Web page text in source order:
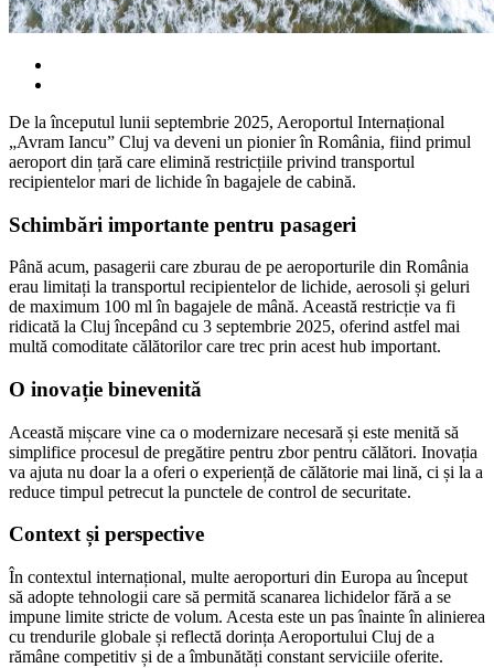
De la începutul lunii septembrie 2025, Aeroportul Internațional
„Avram Iancu” Cluj va deveni un pionier în România, fiind primul
aeroport din țară care elimină restricțiile privind transportul
recipientelor mari de lichide în bagajele de cabină.
Schimbări importante pentru pasageri
Până acum, pasagerii care zburau de pe aeroporturile din România
erau limitați la transportul recipientelor de lichide, aerosoli și geluri
de maximum 100 ml în bagajele de mână. Această restricție va fi
ridicată la Cluj începând cu 3 septembrie 2025, oferind astfel mai
multă comoditate călătorilor care trec prin acest hub important.
O inovație binevenită
Această mișcare vine ca o modernizare necesară și este menită să
simplifice procesul de pregătire pentru zbor pentru călători. Inovația
va ajuta nu doar la a oferi o experiență de călătorie mai lină, ci și la a
reduce timpul petrecut la punctele de control de securitate.
Context și perspective
În contextul internațional, multe aeroporturi din Europa au început
să adopte tehnologii care să permită scanarea lichidelor fără a se
impune limite stricte de volum. Acesta este un pas înainte în alinierea
cu trendurile globale și reflectă dorința Aeroportului Cluj de a
rămâne competitiv și de a îmbunătăți constant serviciile oferite.